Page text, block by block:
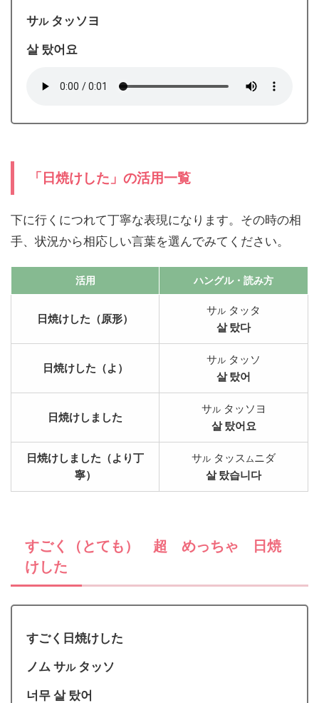
サルタッソヨ
살 탔어요
「日焼けした」の活用一覧
下に行くにつれて丁寧な表現になります。その時の相
手、状況から相応しい言葉を選んでみてください。
活用 ハングル・読み方
日焼けした（原形）
サル タッタ
살 탔다
日焼けした（よ）
サル タッソ
살 탔어
日焼けしました
サルタッソヨ
살 탔어요
日焼けしました（より丁
寧）
サル タッスムニダ
살 탔습니다
すごく（とても） 超 めっちゃ 日焼
けした
すごく日焼けした
ノム サルタッソ
너무 살 탔어